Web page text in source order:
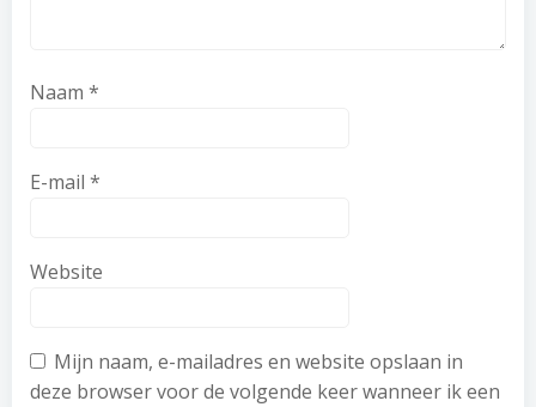
Naam *
E-mail *
Website
Mijn naam, e-mailadres en website opslaan in
deze browser voor de volgende keer wanneer ik een